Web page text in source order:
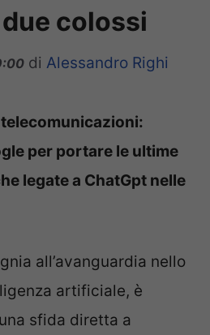
colossi
di Alessandro Righi
per portare le ultime
legate a ChatGpt nelle
all’avanguardia nello
artificiale, è
sfida diretta a